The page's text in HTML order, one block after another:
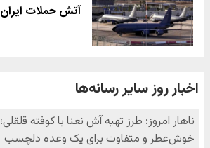
آتش حملات ایران